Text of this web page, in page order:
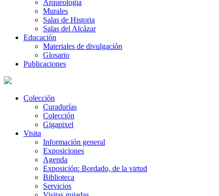
Arqueología
Murales
Salas de Historia
Salas del Alcázar
Educación
Materiales de divulgación
Glosario
Publicaciones
Colección
Curadurías
Colección
Gigapixel
Visita
Información general
Exposiciones
Agenda
Exposición: Bordado, de la virtud
Biblioteca
Servicios